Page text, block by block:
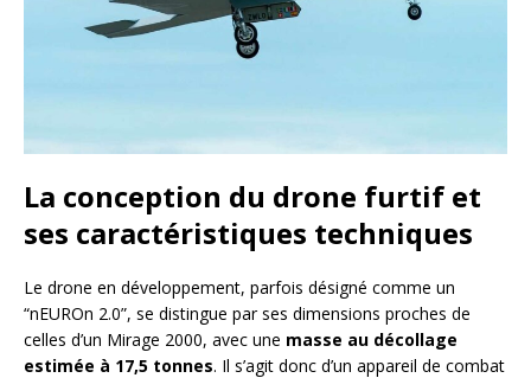
La conception du drone furtif et
ses caractéristiques techniques
Le drone en développement, parfois désigné comme un
“nEUROn 2.0”, se distingue par ses dimensions proches de
celles d’un Mirage 2000, avec une masse au décollage
estimée à 17,5 tonnes. Il s’agit donc d’un appareil de combat